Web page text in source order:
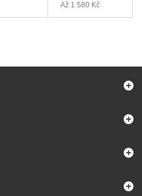
Až 1 580 Kč